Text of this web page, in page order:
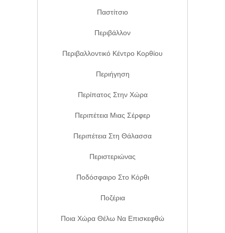
Παστίτσιο
Περιβάλλον
Περιβαλλοντικό Κέντρο Κορθίου
Περιήγηση
Περίπατος Στην Χώρα
Περιπέτεια Μιας Σέρφερ
Περιπέτεια Στη Θάλασσα
Περιστεριώνας
Ποδόσφαιρο Στο Κόρθι
Ποζέρια
Ποια Χώρα Θέλω Να Επισκεφθώ